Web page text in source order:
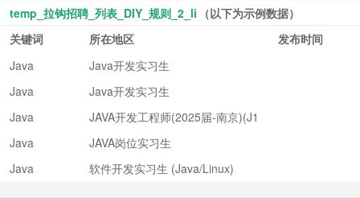
temp_拉钩招聘_列表_DIY_规则_2_li （以下为示例数据）
关键词
所在地区
发布时间
Java
Java开发实习生
Java
Java开发实习生
Java
JAVA开发工程师(2025届-南京)(J1
Java
JAVA岗位实习生
Java
软件开发实习生 (Java/Linux)